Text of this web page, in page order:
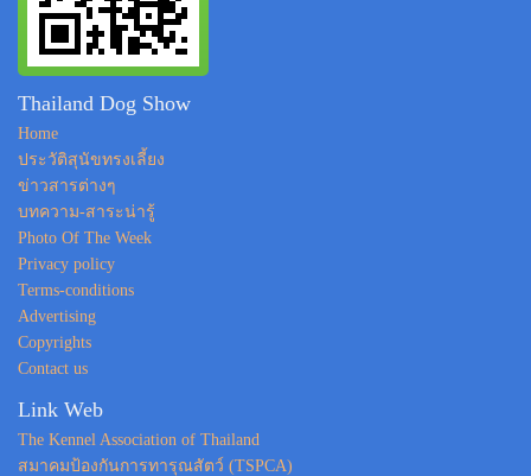
Thailand Dog Show
Home
ประวัติสุนัขทรงเลี้ยง
ข่าวสารต่างๆ
บทความ-สาระน่ารู้
Photo Of The Week
Privacy policy
Terms-conditions
Advertising
Copyrights
Contact us
Link Web
The Kennel Association of Thailand
สมาคมป้องกันการทารุณสัตว์ (TSPCA)